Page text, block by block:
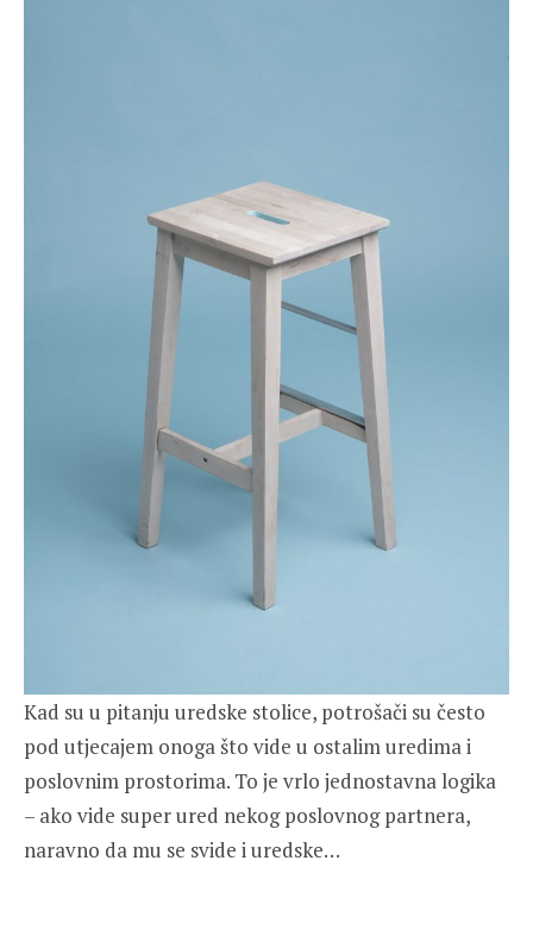
Kad su u pitanju uredske stolice, potrošači su često
pod utjecajem onoga što vide u ostalim uredima i
poslovnim prostorima. To je vrlo jednostavna logika
– ako vide super ured nekog poslovnog partnera,
naravno da mu se svide i uredske…